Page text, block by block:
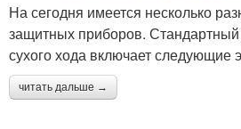
На сегодня имеется несколько
защитных приборов.
сухого хода включает следующие
читать дальше →